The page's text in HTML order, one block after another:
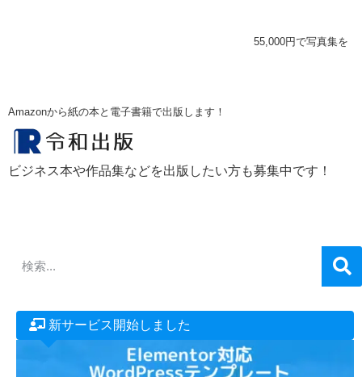
55,000円で写真集をAmazonから紙の本と電子書籍で出版します！